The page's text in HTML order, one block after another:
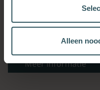
Alleen
Meer informatie